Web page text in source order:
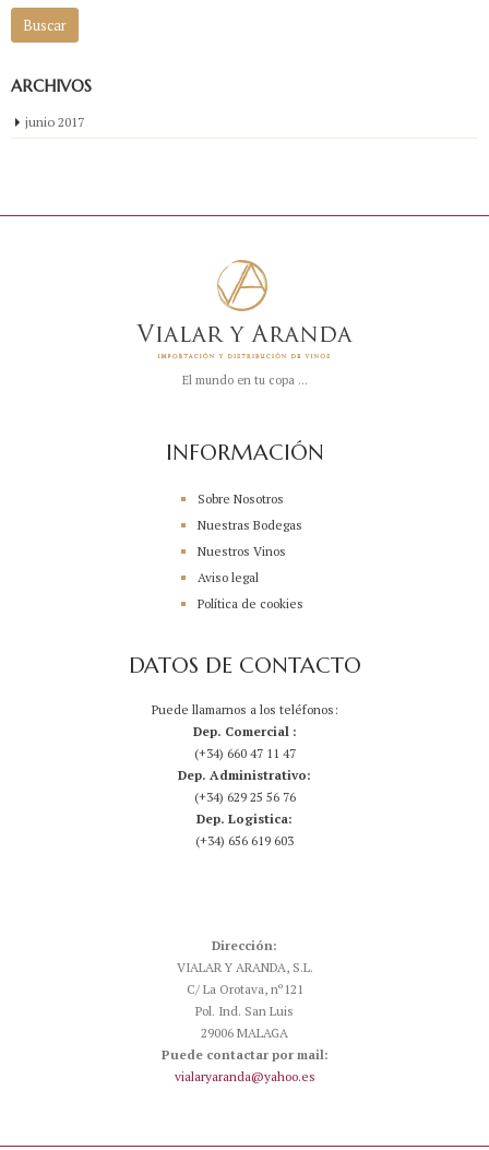
ARCHIVOS
junio 2017
El mundo en tu copa ...
INFORMACIÓN
Sobre Nosotros
Nuestras Bodegas
Nuestros Vinos
Aviso legal
Política de cookies
DATOS DE CONTACTO
Puede llamarnos a los teléfonos:
Dep. Comercial :
(+34) 660 47 11 47
Dep. Administrativo:
(+34) 629 25 56 76
Dep. Logistica:
(+34) 656 619 603
Dirección:
VIALAR Y ARANDA, S.L.
C/ La Orotava, nº121
Pol. Ind. San Luis
29006 MALAGA
Puede contactar por mail:
vialaryaranda@yahoo.es